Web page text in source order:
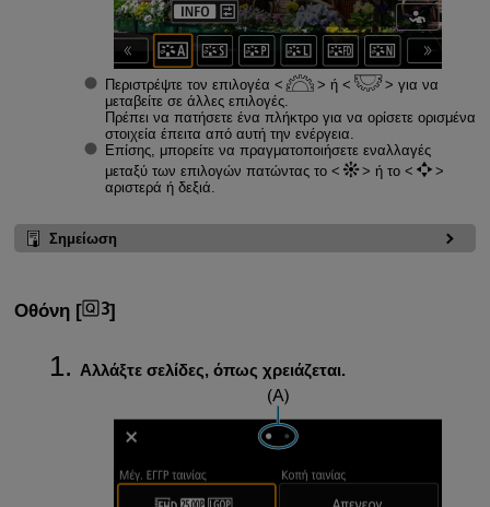
Περιστρέψτε τον επιλογέα ή
για να
μεταβείτε σε άλλες επιλογές.
Πρέπει να πατήσετε ένα πλήκτρο για να ορίσετε ορισμένα
στοιχεία έπειτα από αυτή την ενέργεια.
Επίσης, μπορείτε να πραγματοποιήσετε εναλλαγές
μεταξύ των επιλογών πατώντας το
ή το
αριστερά ή δεξιά.
Σημείωση
Οθόνη [ ]
Αλλάξτε σελίδες, όπως χρειάζεται.